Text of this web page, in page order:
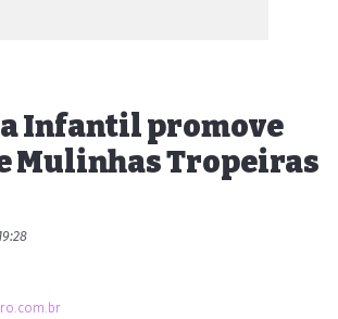
Infantil promove
Mulinhas Tropeiras